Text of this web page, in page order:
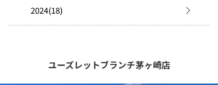
2024(18)
ユーズレットブランチ茅ヶ崎店